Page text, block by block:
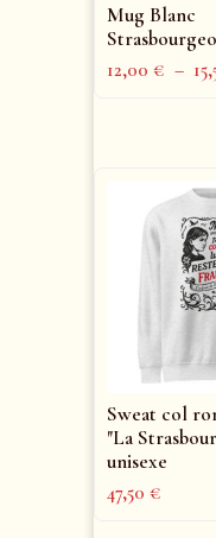
Mug Blanc
12,00€ –
Sweat col
"La
unisexe
47,50€